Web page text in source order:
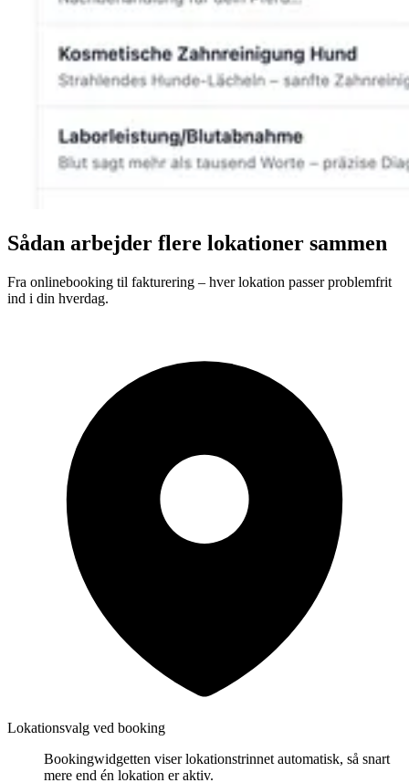
Sådan arbejder flere lokationer sammen
Fra onlinebooking til fakturering – hver lokation passer problemfrit
ind i din hverdag.
Lokationsvalg ved booking
Bookingwidgetten viser lokationstrinnet automatisk, så snart
mere end én lokation er aktiv.